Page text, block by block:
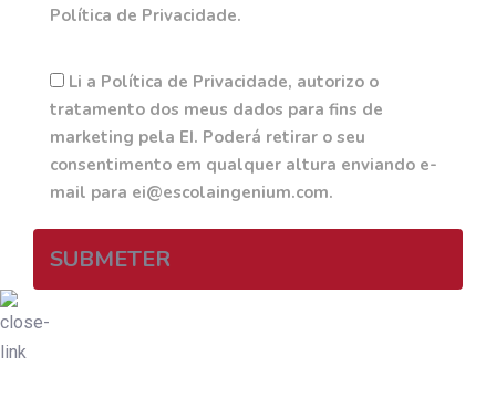
Política de Privacidade.
Li a Política de Privacidade, autorizo o
tratamento dos meus dados para fins de
marketing pela EI. Poderá retirar o seu
consentimento em qualquer altura enviando e-
mail para ei@escolaingenium.com.
SUBMETER